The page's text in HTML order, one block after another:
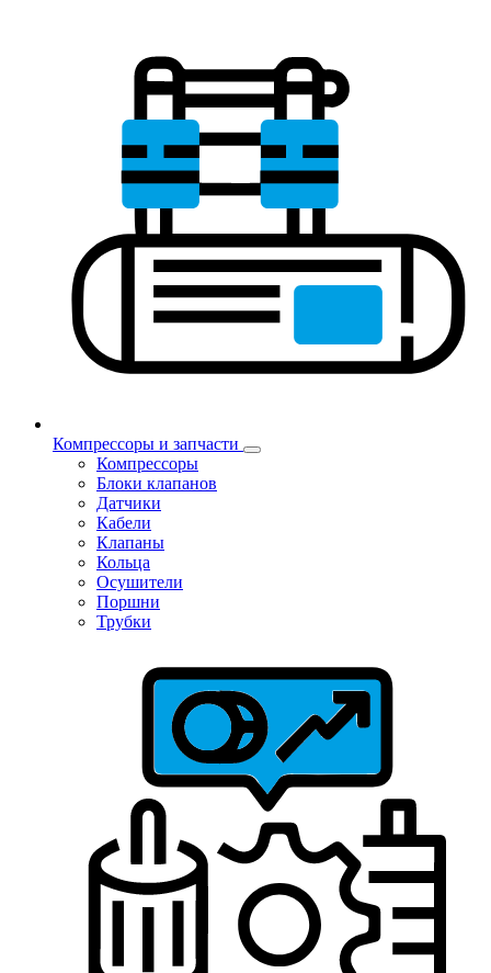
Компрессоры и запчасти
Компрессоры
Блоки клапанов
Датчики
Кабели
Клапаны
Кольца
Осушители
Поршни
Трубки